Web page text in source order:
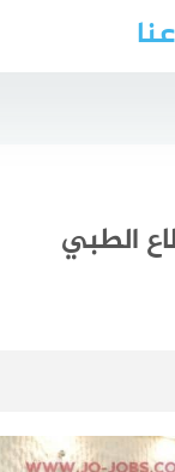
القطاع الطبي